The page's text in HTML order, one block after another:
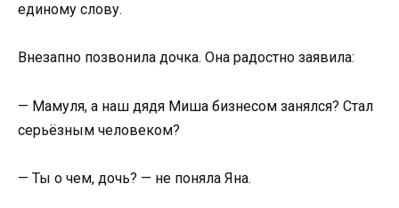
единому слову.
Внезапно позвонила дочка. Она радостно заявила:
— Мамуля, а наш дядя Миша бизнесом занялся? Стал
серьёзным человеком?
— Ты о чем, дочь? — не поняла Яна.